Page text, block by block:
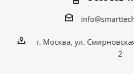
г. Москва, ул.
2